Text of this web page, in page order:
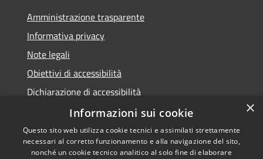
Amministrazione trasparente
Informativa privacy
Note legali
Obiettivi di accessibilità
Dichiarazione di accessibilità
Open Data
×
Informazioni sui cookie
Questo sito web utilizza cookie tecnici e assimilati strettamente
necessari al corretto funzionamento e alla navigazione del sito,
nonché un cookie tecnico analitico al solo fine di elaborare